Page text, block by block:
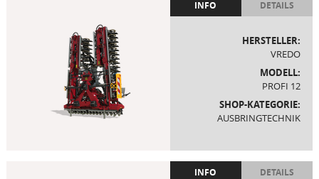
INFO DETAILS
HERSTELLER:
VREDO
MODELL:
PROFI 12
SHOP-KATEGORIE:
AUSBRINGTECHNIK
INFO DETAILS